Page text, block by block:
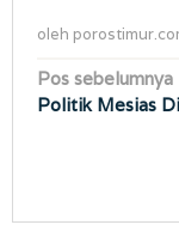
oleh
Navigasi
pos
Pos sebelumnya
Politik Mesias